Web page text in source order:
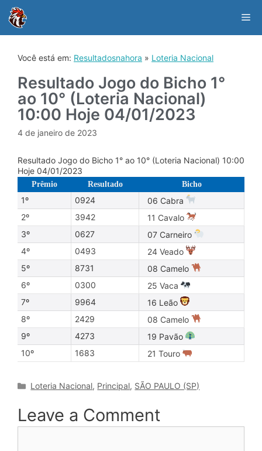
content
Você está em: Resultadosnahora » Loteria Nacional
Resultado Jogo do Bicho 1°
ao 10° (Loteria Nacional)
10:00 Hoje 04/01/2023
4 de janeiro de 2023
Resultado Jogo do Bicho 1° ao 10° (Loteria Nacional) 10:00
Hoje 04/01/2023
Prêmio Resultado Bicho
1º 0924
06 Cabra
2º
3942
11 Cavalo
3º
0627
07 Carneiro
4º
0493
24 Veado
5º
8731
08 Camelo
6º
0300
25 Vaca
7º
9964
16 Leão
8º
2429
08 Camelo
9º
4273
19 Pavão
10º
1683 21 Touro
Categories
Loteria Nacional, Principal, SÃO PAULO (SP)
Leave a Comment